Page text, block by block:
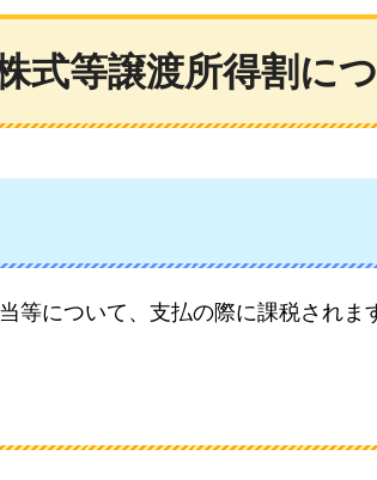
式等譲渡所得割に
等について、支払の際に課税されま